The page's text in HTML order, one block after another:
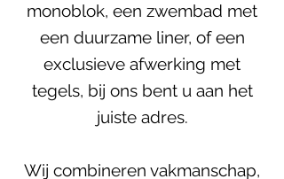
monoblok, een zwembad met
een duurzame liner, of een
exclusieve afwerking met
tegels, bij ons bent u aan het
juiste adres.
Wij combineren vakmanschap,